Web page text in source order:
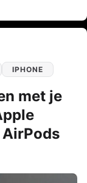
IPHONE
met je